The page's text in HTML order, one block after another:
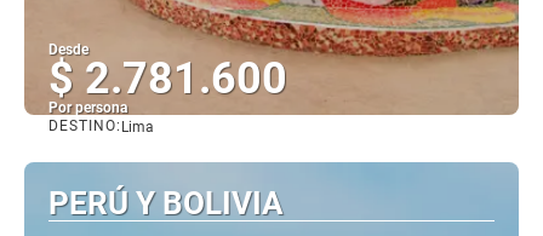
Desde
$ 2.781.600
Por persona
DESTINO: Lima
PERÚ Y BOLIVIA